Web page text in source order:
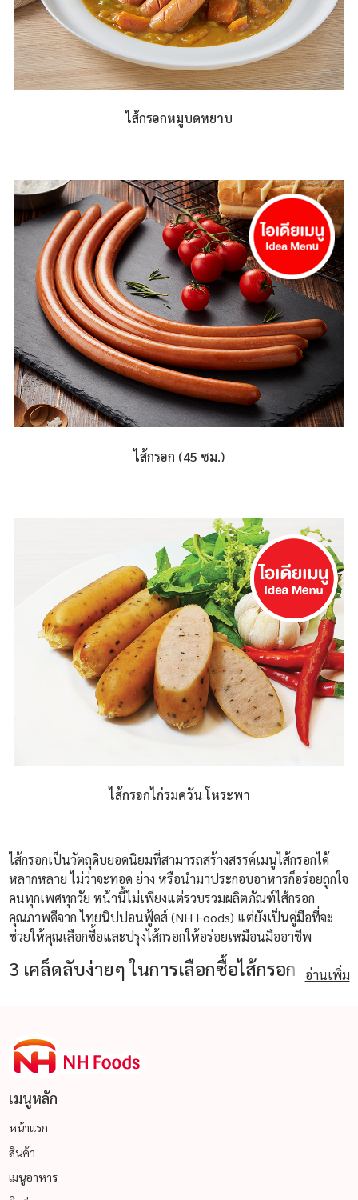
ไส้กรอกหมูบดหยาบ
ไส้กรอก (45 ซม.)
ไส้กรอกไก่รมควัน โหระพา
ไส้กรอกเป็นวัตถุดิบยอดนิยมที่สามารถสร้างสรรค์เมนูไส้กรอกได้
หลากหลาย ไม่ว่าจะทอด ย่าง หรือนำมาประกอบอาหารก็อร่อยถูกใจ
คนทุกเพศทุกวัย หน้านี้ไม่เพียงแต่รวบรวมผลิตภัณฑ์ไส้กรอก
คุณภาพดีจาก ไทยนิปปอนฟู้ดส์ (NH Foods) แต่ยังเป็นคู่มือที่จะ
ช่วยให้คุณเลือกซื้อและปรุงไส้กรอกให้อร่อยเหมือนมืออาชีพ
3 เคล็ดลับง่ายๆ ในการเลือกซื้อไส้กรอก
แน่น เด้ง ไม่ยุ่ยเมื่อสัมผัส
อ่านข้อมูลบนบรรจุภัณฑ์
เลือกไส้กรอกแพคที่ระบุส่วนผสมอย่างชัดเจน มีวันผลิตและ
หมดอายุครบถ้วน
ตรวจสอบความสมบูรณ์ของแพ็กเกจ
บรรจุภัณฑ์ต้องไม่รั่ว ไม่บวม เพื่อรักษาคุณภาพของไส้กรอก แช่
อ่านเพิ่ม
เมนูหลัก
หน้าแรก
สินค้า
เมนูอาหาร